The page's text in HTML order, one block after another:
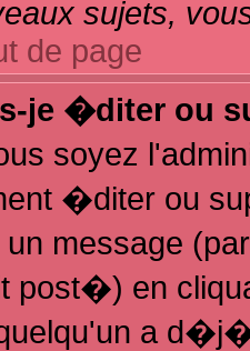
sujets,
de page
je �diter ou
soyez
�diter ou
message
post�) en
a